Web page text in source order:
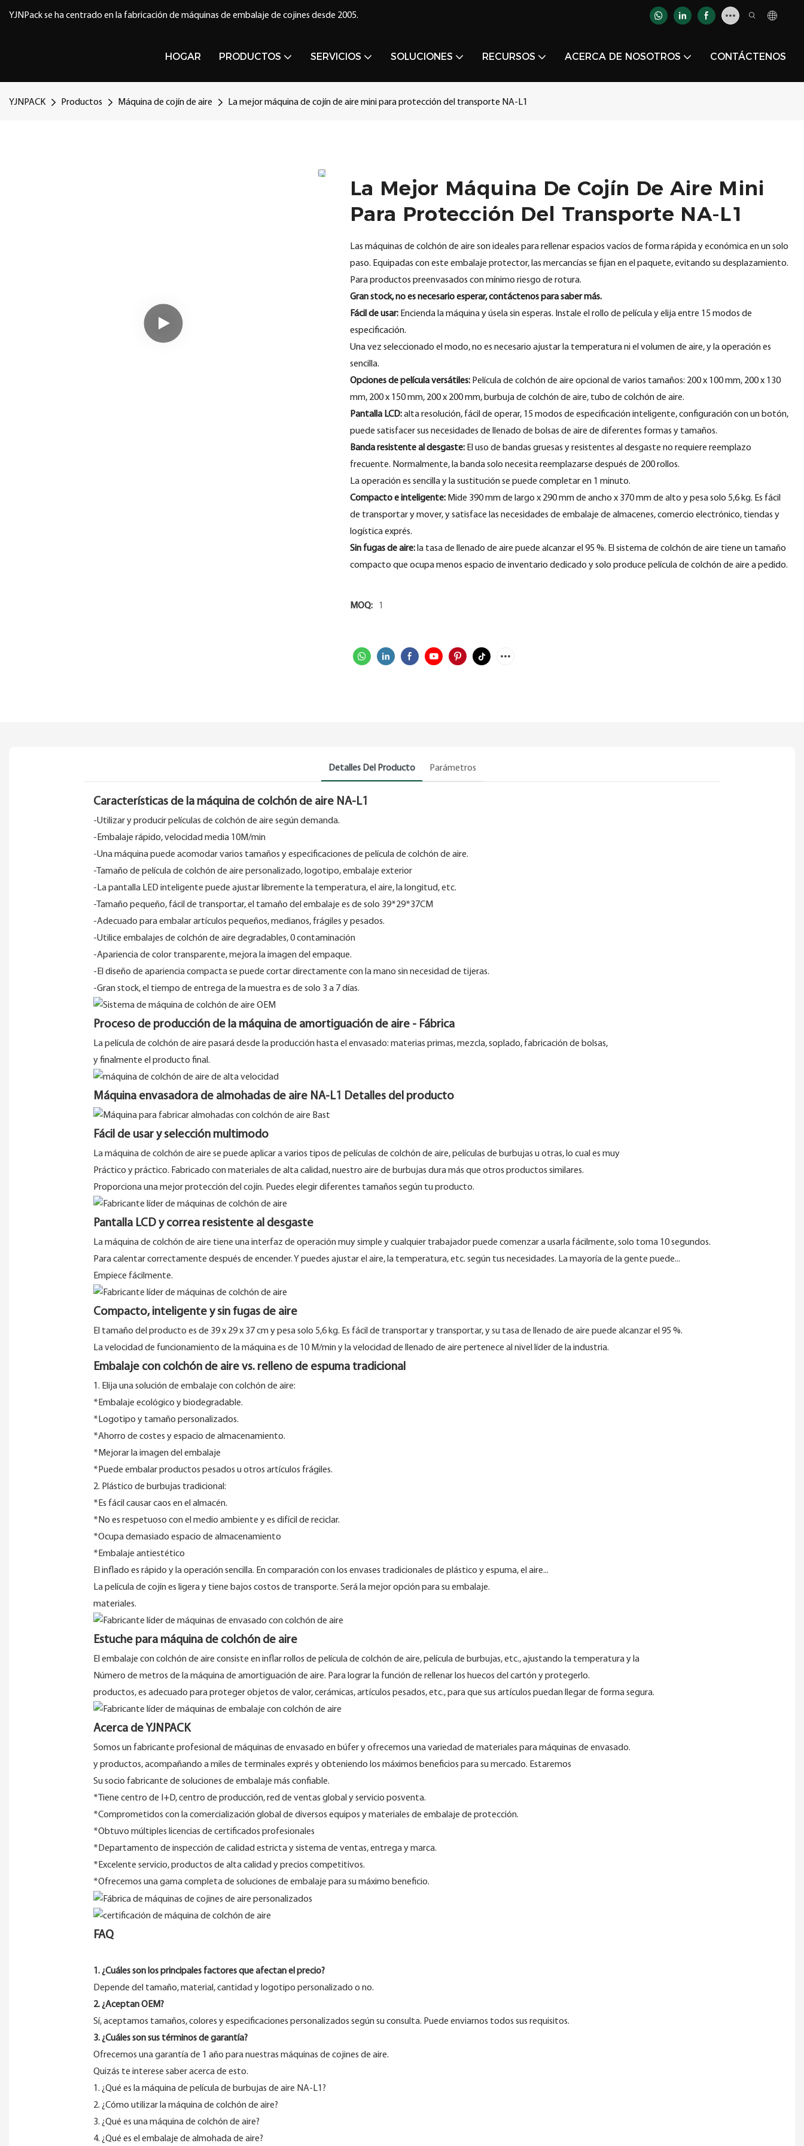
YJNPack se ha centrado en la fabricación de máquinas de embalaje de cojines desde 2005.
HOGAR PRODUCTOS SERVICIOS SOLUCIONES RECURSOS ACERCA DE NOSOTROS CONTÁCTENOS
YJNPACK Productos Máquina de cojín de aire La mejor máquina de cojín de aire mini para protección del transporte NA-L1
La Mejor Máquina De Cojín De Aire Mini
Para Protección Del Transporte NA-L1
Las máquinas de colchón de aire son ideales para rellenar espacios vacíos de forma rápida y económica en un solo
paso. Equipadas con este embalaje protector, las mercancías se fijan en el paquete, evitando su desplazamiento.
Para productos preenvasados ​​con mínimo riesgo de rotura.
Gran stock, no es necesario esperar, contáctenos para saber más.
Fácil de usar: Encienda la máquina y úsela sin esperas. Instale el rollo de película y elija entre 15 modos de
especificación.
Una vez seleccionado el modo, no es necesario ajustar la temperatura ni el volumen de aire, y la operación es
sencilla.
Opciones de película versátiles: Película de colchón de aire opcional de varios tamaños: 200 x 100 mm, 200 x 130
mm, 200 x 150 mm, 200 x 200 mm, burbuja de colchón de aire, tubo de colchón de aire.
Pantalla LCD:alta resolución, fácil de operar, 15 modos de especificación inteligente, configuración con un botón,
puede satisfacer sus necesidades de llenado de bolsas de aire de diferentes formas y tamaños.
Banda resistente al desgaste: El uso de bandas gruesas y resistentes al desgaste no requiere reemplazo
frecuente. Normalmente, la banda solo necesita reemplazarse después de 200 rollos.
La operación es sencilla y la sustitución se puede completar en 1 minuto.
Compacto e inteligente: Mide 390 mm de largo x 290 mm de ancho x 370 mm de alto y pesa solo 5,6 kg. Es fácil
de transportar y mover, y satisface las necesidades de embalaje de almacenes, comercio electrónico, tiendas y
logística exprés.
Sin fugas de aire: la tasa de llenado de aire puede alcanzar el 95 %. El sistema de colchón de aire tiene un tamaño
compacto que ocupa menos espacio de inventario dedicado y solo produce película de colchón de aire a pedido.
MOQ: 1
Detalles Del Producto Parámetros
Características de la máquina de colchón de aire NA-L1
-Utilizar y producir películas de colchón de aire según demanda.
-Embalaje rápido, velocidad media 10M/min
-Una máquina puede acomodar varios tamaños y especificaciones de película de colchón de aire.
-Tamaño de película de colchón de aire personalizado, logotipo, embalaje exterior
-La pantalla LED inteligente puede ajustar libremente la temperatura, el aire, la longitud, etc.
-Tamaño pequeño, fácil de transportar, el tamaño del embalaje es de solo 39*29*37CM
-Adecuado para embalar artículos pequeños, medianos, frágiles y pesados.
-Utilice embalajes de colchón de aire degradables, 0 contaminación
-Apariencia de color transparente, mejora la imagen del empaque.
-El diseño de apariencia compacta se puede cortar directamente con la mano sin necesidad de tijeras.
-Gran stock, el tiempo de entrega de la muestra es de solo 3 a 7 días.
Proceso de producción de la máquina de amortiguación de aire - Fábrica
La película de colchón de aire pasará desde la producción hasta el envasado: materias primas, mezcla, soplado, fabricación de bolsas,
y finalmente el producto final.
Máquina envasadora de almohadas de aire NA-L1 Detalles del producto
Fácil de usar y selección multimodo
La máquina de colchón de aire se puede aplicar a varios tipos de películas de colchón de aire, películas de burbujas u otras, lo cual es muy
Práctico y práctico. Fabricado con materiales de alta calidad, nuestro aire de burbujas dura más que otros productos similares.
Proporciona una mejor protección del cojín. Puedes elegir diferentes tamaños según tu producto.
Pantalla LCD y correa resistente al desgaste
La máquina de colchón de aire tiene una interfaz de operación muy simple y cualquier trabajador puede comenzar a usarla fácilmente, solo toma 10 segundos.
Para calentar correctamente después de encender. Y puedes ajustar el aire, la temperatura, etc. según tus necesidades. La mayoría de la gente puede...
Empiece fácilmente.
Compacto, inteligente y sin fugas de aire
El tamaño del producto es de 39 x 29 x 37 cm y pesa solo 5,6 kg. Es fácil de transportar y transportar, y su tasa de llenado de aire puede alcanzar el 95 %.
La velocidad de funcionamiento de la máquina es de 10 M/min y la velocidad de llenado de aire pertenece al nivel líder de la industria.
Embalaje con colchón de aire vs. relleno de espuma tradicional
1. Elija una solución de embalaje con colchón de aire:
*Embalaje ecológico y biodegradable.
*Logotipo y tamaño personalizados.
*Ahorro de costes y espacio de almacenamiento.
*Mejorar la imagen del embalaje
*Puede embalar productos pesados ​​u otros artículos frágiles.
2. Plástico de burbujas tradicional:
*Es fácil causar caos en el almacén.
*No es respetuoso con el medio ambiente y es difícil de reciclar.
*Ocupa demasiado espacio de almacenamiento
*Embalaje antiestético
El inflado es rápido y la operación sencilla. En comparación con los envases tradicionales de plástico y espuma, el aire...
La película de cojín es ligera y tiene bajos costos de transporte. Será la mejor opción para su embalaje.
materiales.
Estuche para máquina de colchón de aire
El embalaje con colchón de aire consiste en inflar rollos de película de colchón de aire, película de burbujas, etc., ajustando la temperatura y la
Número de metros de la máquina de amortiguación de aire. Para lograr la función de rellenar los huecos del cartón y protegerlo.
productos, es adecuado para proteger objetos de valor, cerámicas, artículos pesados, etc., para que sus artículos puedan llegar de forma segura.
Acerca de YJNPACK
Somos un fabricante profesional de máquinas de envasado en búfer y ofrecemos una variedad de materiales para máquinas de envasado.
y productos, acompañando a miles de terminales exprés y obteniendo los máximos beneficios para su mercado. Estaremos
Su socio fabricante de soluciones de embalaje más confiable.
*Tiene centro de I+D, centro de producción, red de ventas global y servicio posventa.
*Comprometidos con la comercialización global de diversos equipos y materiales de embalaje de protección.
*Obtuvo múltiples licencias de certificados profesionales
*Departamento de inspección de calidad estricta y sistema de ventas, entrega y marca.
*Excelente servicio, productos de alta calidad y precios competitivos.
*Ofrecemos una gama completa de soluciones de embalaje para su máximo beneficio.
FAQ
1. ¿Cuáles son los principales factores que afectan el precio?
Depende del tamaño, material, cantidad y logotipo personalizado o no.
2. ¿Aceptan OEM?
Sí, aceptamos tamaños, colores y especificaciones personalizados según su consulta. Puede enviarnos todos sus requisitos.
3. ¿Cuáles son sus términos de garantía?
Ofrecemos una garantía de 1 año para nuestras máquinas de cojines de aire.
Quizás te interese saber acerca de esto.
1. ¿Qué es la máquina de película de burbujas de aire NA-L1?
2. ¿Cómo utilizar la máquina de colchón de aire?
3. ¿Qué es una máquina de colchón de aire?
4. ¿Qué es el embalaje de almohada de aire?